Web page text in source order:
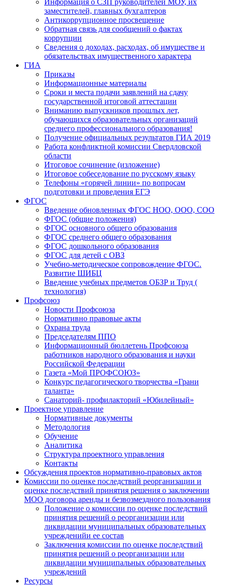
Информация о СЗП руководителей МОУ, их
заместителей, главных бухгалтеров
Антикоррупционное просвещение
Обратная связь для сообщений о фактах
коррупции
Сведения о доходах, расходах, об имуществе и
обязательствах имущественного характера
ГИА
Приказы
Информационные материалы
Сроки и места подачи заявлений на сдачу
государственной итоговой аттестации
Вниманию выпускников прошлых лет,
обучающихся образовательных организаций
среднего профессионального образования!
Получение официальных результатов ГИА 2019
Работа конфликтной комиссии Свердловской
области
Итоговое сочинение (изложение)
Итоговое собеседование по русскому языку
Телефоны «горячей линии» по вопросам
подготовки и проведения ЕГЭ
ФГОС
Введение обновленных ФГОС НОО, ООО, СОО
ФГОС (общие положения)
ФГОС основного общего образования
ФГОС среднего общего образования
ФГОС дошкольного образования
ФГОС для детей с ОВЗ
Учебно-методическое сопровождение ФГОС.
Развитие ШИБЦ
Введение учебных предметов ОБЗР и Труд (
технология)
Профсоюз
Новости Профсоюза
Нормативно правовые акты
Охрана труда
Председателям ППО
Информационный бюллетень Профсоюза
работников народного образования и науки
Российской Федерации
Газета «Мой ПРОФСОЮЗ»
Конкурс педагогического творчества «Грани
таланта»
Санаторий- профилакторий «Юбилейный»
Проектное управление
Нормативные документы
Методология
Обучение
Аналитика
Структура проектного управления
Контакты
Обсуждения проектов нормативно-правовых актов
Комиссии по оценке последствий реорганизации и
оценке последствий принятия решения о заключении
МОО договора аренды и безвозмездного пользования
Положение о комиссии по оценке последствий
принятия решений о реорганизации или
ликвидации муниципальных образовательных
учрежденийи ее состав
Заключения комиссии по оценке последствий
принятия решений о реорганизации или
ликвидации муниципальных образовательных
учреждений
Ресурсы